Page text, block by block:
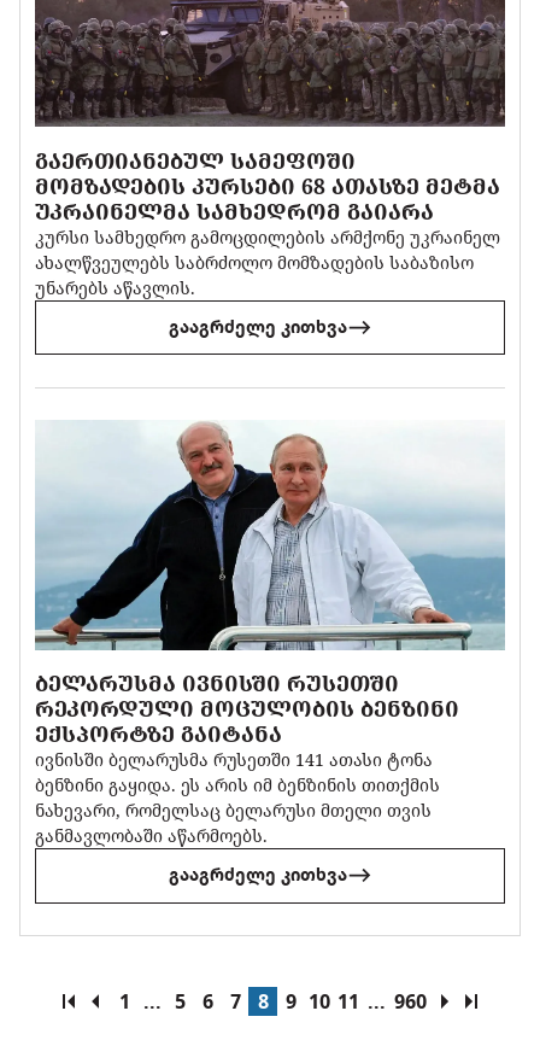
ᲒᲐᲔᲠᲗᲘᲐᲜᲔᲑᲣᲚ ᲡᲐᲛᲔᲤᲝᲨᲘ
ᲛᲝᲛᲖᲐᲓᲔᲑᲘᲡ ᲙᲣᲠᲡᲔᲑᲘ 68 ᲐᲗᲐᲡᲖᲔ ᲛᲔᲢᲛᲐ
ᲣᲙᲠᲐᲘᲜᲔᲚᲛᲐ ᲡᲐᲛᲮᲔᲓᲠᲝᲛ ᲒᲐᲘᲐᲠᲐ
კურსი სამხედრო გამოცდილების არმქონე უკრაინელ
ახალწვეულებს საბრძოლო მომზადების საბაზისო
უნარებს აწავლის.
გააგრძელე კითხვა
ᲑᲔᲚᲐᲠᲣᲡᲛᲐ ᲘᲕᲜᲘᲡᲨᲘ ᲠᲣᲡᲔᲗᲨᲘ
ᲠᲔᲙᲝᲠᲓᲣᲚᲘ ᲛᲝᲪᲣᲚᲝᲑᲘᲡ ᲑᲔᲜᲖᲘᲜᲘ
ᲔᲥᲡᲞᲝᲠᲢᲖᲔ ᲒᲐᲘᲢᲐᲜᲐ
ივნისში ბელარუსმა რუსეთში 141 ათასი ტონა
ბენზინი გაყიდა. ეს არის იმ ბენზინის თითქმის
ნახევარი, რომელსაც ბელარუსი მთელი თვის
განმავლობაში აწარმოებს.
გააგრძელე კითხვა
1 ... 5 6 7 8 9 10 11 ... 960